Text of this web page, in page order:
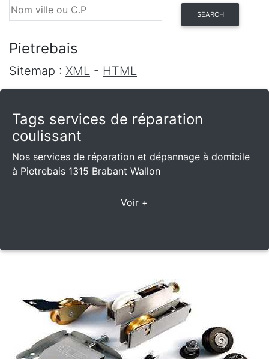
SEARCH
Pietrebais
Sitemap : XML - HTML
Tags services de réparation
coulissant
Nos services de réparation et dépannage à domicile
à Pietrebais 1315 Brabant Wallon
Voir +